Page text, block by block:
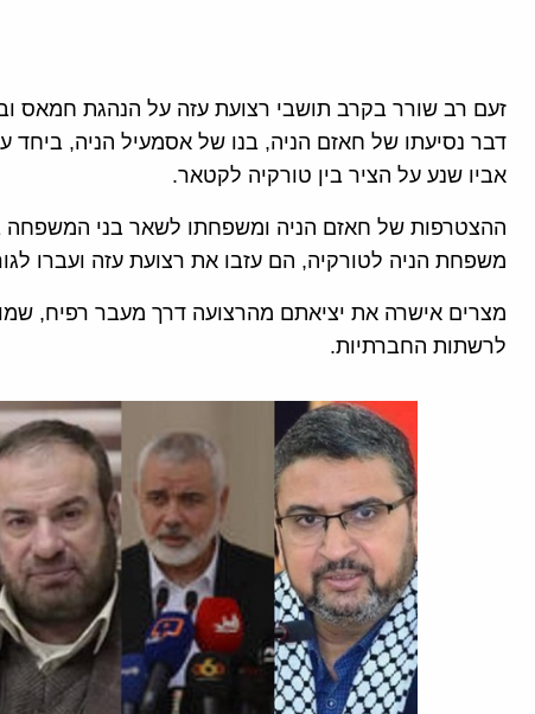
זעם רב שורר בקרב תושבי רצועת עזה על הנהגת חמאס
דבר נסיעתו של חאזם הניה, בנו של אסמעיל הניה,
אביו שנע על הציר בין טורקיה לקטאר.
ההצטרפות של חאזם הניה ומשפחתו לשאר בני
משפחת הניה לטורקיה, הם עזבו את רצועת עזה ועברו
מצרים אישרה את יציאתם מהרצועה דרך מעבר רפיח,
לרשתות החברתיות.